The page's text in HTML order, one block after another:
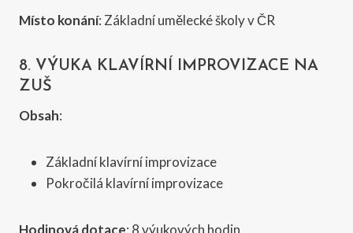
Místo konání: Základní umělecké školy v ČR
8. VÝUKA KLAVÍRNÍ IMPROVIZACE NA
ZUŠ
Obsah:
Základní klavírní improvizace
Pokročilá klavírní improvizace
Hodinová dotace: 8 výukových hodin